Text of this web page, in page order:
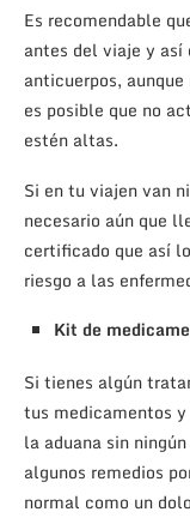
Es recomendable
antes del viaje y así
anticuerpos,
es posible que no
estén altas.
Si en tu viajen van
necesario aún que
certificado que así
riesgo a las
Kit de
Si tienes algún
tus medicamentos
la aduana sin
algunos remedios
normal como un